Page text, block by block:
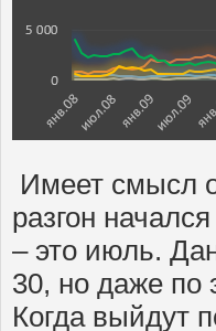
Имеет смысл
разгон
– это июль.
30, но даже по
Когда выйдут